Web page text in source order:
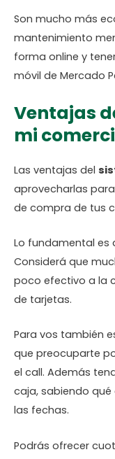
Son mucho más
mantenimiento
forma online y
móvil de Mercado
Ventajas
mi
Las ventajas del
aprovecharlas
de compra de tus
Lo fundamental es
Considerá que
poco efectivo a la
de tarjetas.
Para vos también
que preocuparte
el call. Además
caja, sabiendo
las fechas.
Podrás ofrecer